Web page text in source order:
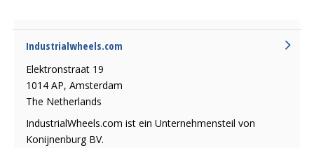
Industrialwheels.com
Elektronstraat 19
1014 AP, Amsterdam
The Netherlands
IndustrialWheels.com ist ein Unternehmensteil von
Konijnenburg BV.